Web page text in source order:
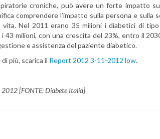
croniche, può avere un forte impatto
comprendere l’impatto sulla persona e sulla
Nel 2011 erano 35 milioni i diabetici di
i 43 milioni, con una crescita del 23%, entro il
e assistenza del paziente diabetico.
più, scarica il Report 2012 3-11-2012 low.
2012 [FONTE: Diabete Italia]